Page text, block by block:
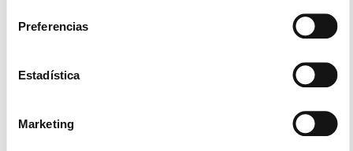
Preferencias
Estadística
Marketing
seguimiento de KPIs
La capacidad de medir correctamente depende en gran
Unacentralita virtual
o una solución de contact center